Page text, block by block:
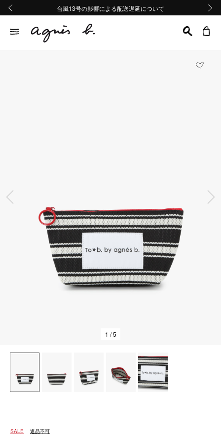
熊本地域地震の影響による配送遅延について
Summer Sale 2buy10%OFF!!
台風13号の影響による配送遅延について
熊本地域地震の影響による配送遅延について
Summer Sale 2buy10%OFF!!
前の画像
1 / 5
SALE 返品不可